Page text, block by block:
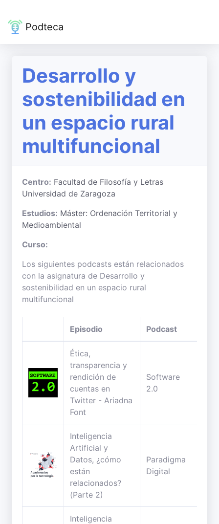
Podteca
Desarrollo y
sostenibilidad en
un espacio rural
multifuncional
Centro: Facultad de Filosofía y Letras
Universidad de Zaragoza
Estudios: Máster: Ordenación Territorial y
Medioambiental
Curso:
Los siguientes podcasts están relacionados
con la asignatura de Desarrollo y
sostenibilidad en un espacio rural
multifuncional
Episodio Podcast
Ética,
transparencia y
rendición de
cuentas en
Twitter - Ariadna
Font
Software
2.0
Inteligencia
Artificial y
Datos, ¿cómo
están
relacionados?
(Parte 2)
Paradigma
Digital
Inteligencia